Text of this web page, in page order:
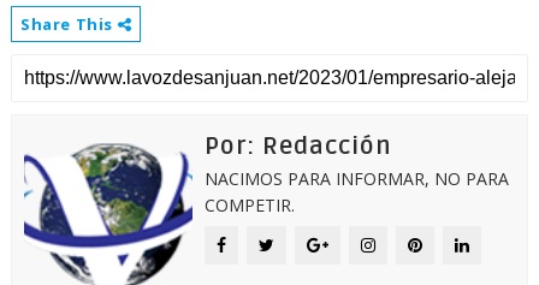
Share This
Por: Redacción
NACIMOS PARA INFORMAR, NO PARA
COMPETIR.